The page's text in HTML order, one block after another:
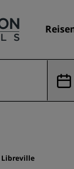
Libreville